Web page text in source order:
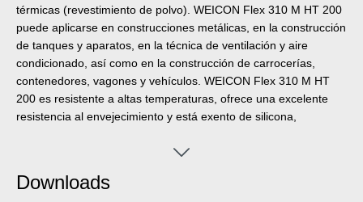
térmicas (revestimiento de polvo). WEICON Flex 310 M HT 200
puede aplicarse en construcciones metálicas, en la construcción
de tanques y aparatos, en la técnica de ventilación y aire
condicionado, así como en la construcción de carrocerías,
contenedores, vagones y vehículos. WEICON Flex 310 M HT
200 es resistente a altas temperaturas, ofrece una excelente
resistencia al envejecimiento y está exento de silicona,
Downloads